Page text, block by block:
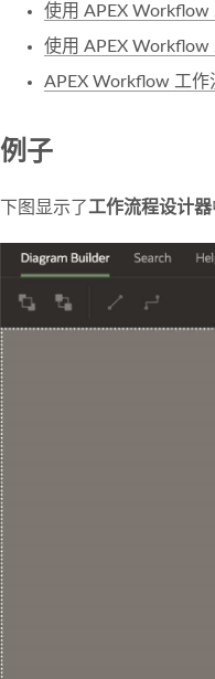
使用 APEX Workflow
使用 APEX
APEX Workflow 工作
例子
下图显示了 工作流程设计器